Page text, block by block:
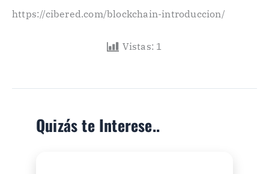
https://cibered.com/blockchain-introduccion/
Vistas: 1
Quizás te Interese..